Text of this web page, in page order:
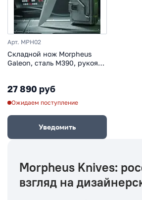
Арт. MPH02
Складной нож Morpheus
Galeon, сталь M390, рукоять
27 890 руб
Ожидаем поступление
Уведомить
Morpheus Knives:
взгляд на